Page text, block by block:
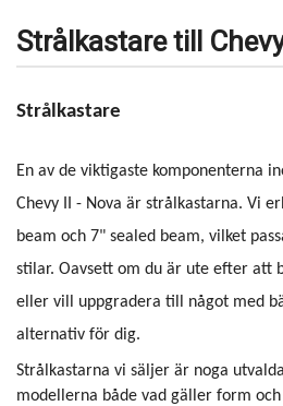
Strålkastare till
Strålkastare
En av de viktigaste komponenterna
Chevy II - Nova är strålkastarna. Vi
beam och 7" sealed beam, vilket
stilar. Oavsett om du är ute efter att
eller vill uppgradera till något med
alternativ för dig.
Strålkastarna vi säljer är noga
modellerna både vad gäller form